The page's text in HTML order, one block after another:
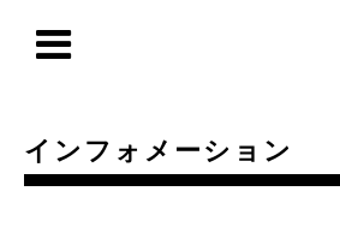
インフォメーション